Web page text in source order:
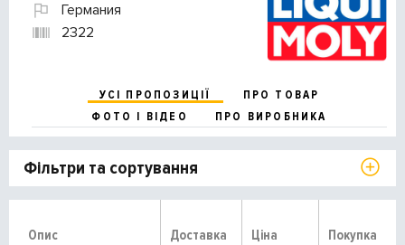
Германия
2322
УСІ ПРОПОЗИЦІЇ
ПРО ТОВАР
ФОТО І ВІДЕО
ПРО ВИРОБНИКА
Фільтри та сортування
Опис Доставка Ціна Покупка